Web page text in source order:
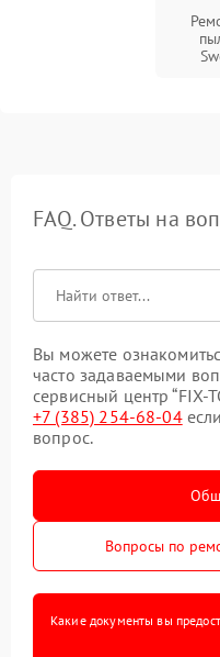
FAQ. Ответы на
Вы можете
часто задаваемыми
сервисный центр “FIX-
+7 (385) 254-68-04
вопрос.
Вопросы по
Какие документы вы